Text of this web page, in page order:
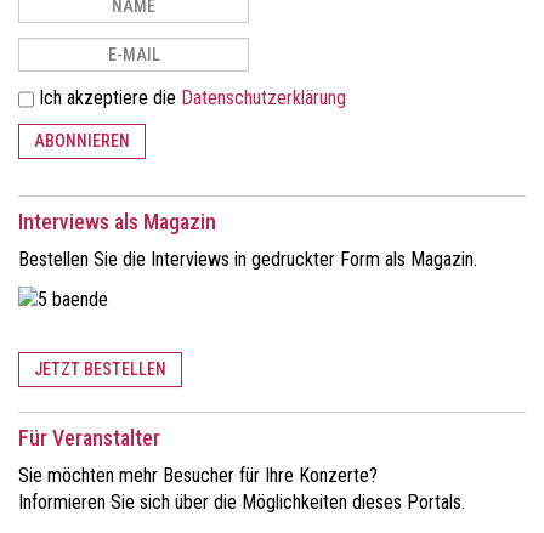
Ich akzeptiere die Datenschutzerklärung
ABONNIEREN
Interviews als Magazin
Bestellen Sie die Interviews in gedruckter Form als Magazin.
JETZT BESTELLEN
Für Veranstalter
Sie möchten mehr Besucher für Ihre Konzerte?
Informieren Sie sich über die Möglichkeiten dieses Portals.